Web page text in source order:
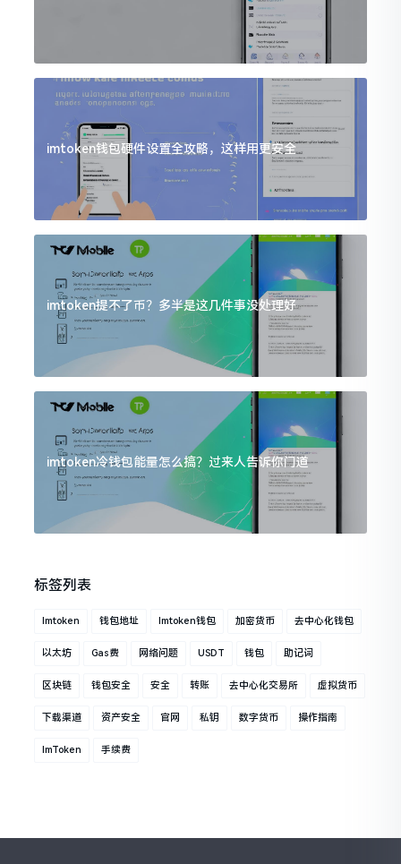
imtoken钱包硬件设置全攻略，这样用更安全
imtoken提不了币？多半是这几件事没处理好
imtoken冷钱包能量怎么搞？过来人告诉你门道
标签列表
Imtoken 钱包地址 Imtoken钱包 加密货币 去中心化钱包
以太坊 Gas费 网络问题 USDT 钱包 助记词
区块链 钱包安全 安全 转账 去中心化交易所 虚拟货币
下载渠道 资产安全 官网 私钥 数字货币 操作指南
ImToken 手续费